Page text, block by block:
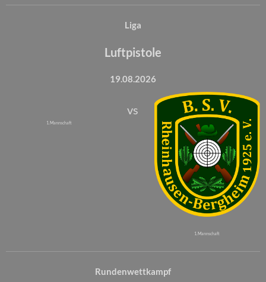
Liga
Luftpistole
19.08.2026
1. Mannschaft
vs
1. Mannschaft
Rundenwettkampf